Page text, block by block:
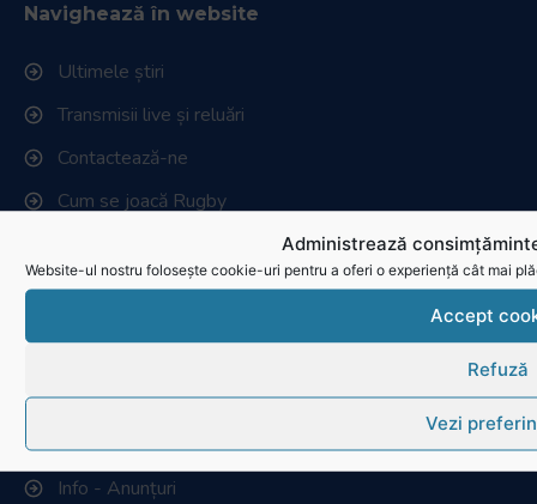
Administrează
Website-ul nostru folosește cookie-uri pentru a oferi o experiență cât mai
Accept
Refuză
Vezi
Navighează în website
Ultimele știri
Transmisii live și reluări
Contactează-ne
Cum se joacă Rugby
Federația Româna de Rugby
Stadionul național de rugby
Conducere, comisii și departamente
Info - Anunțuri